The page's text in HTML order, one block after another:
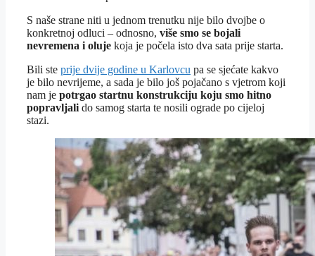
S naše strane niti u jednom trenutku nije bilo dvojbe o
konkretnoj odluci – odnosno, više smo se bojali
nevremena i oluje koja je počela isto dva sata prije starta.
Bili ste prije dvije godine u Karlovcu pa se sjećate kakvo
je bilo nevrijeme, a sada je bilo još pojačano s vjetrom koji
nam je potrgao startnu konstrukciju koju smo hitno
popravljali do samog starta te nosili ograde po cijeloj
stazi.